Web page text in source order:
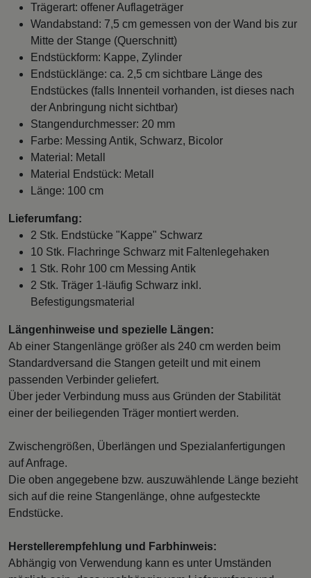
Trägerart: offener Auflageträger
Wandabstand: 7,5 cm gemessen von der Wand bis zur
Mitte der Stange (Querschnitt)
Endstückform: Kappe, Zylinder
Endstücklänge: ca. 2,5 cm sichtbare Länge des
Endstückes (falls Innenteil vorhanden, ist dieses nach
der Anbringung nicht sichtbar)
Stangendurchmesser: 20 mm
Farbe: Messing Antik, Schwarz, Bicolor
Material: Metall
Material Endstück: Metall
Länge: 100 cm
Lieferumfang:
2 Stk. Endstücke "Kappe" Schwarz
10 Stk. Flachringe Schwarz mit Faltenlegehaken
1 Stk. Rohr 100 cm Messing Antik
2 Stk. Träger 1-läufig Schwarz inkl.
Befestigungsmaterial
Längenhinweise und spezielle Längen:
Ab einer Stangenlänge größer als 240 cm werden beim
Standardversand die Stangen geteilt und mit einem
passenden Verbinder geliefert.
Über jeder Verbindung muss aus Gründen der Stabilität
einer der beiliegenden Träger montiert werden.
Zwischengrößen, Überlängen und Spezialanfertigungen
auf Anfrage.
Die oben angegebene bzw. auszuwählende Länge bezieht
sich auf die reine Stangenlänge, ohne aufgesteckte
Endstücke.
Herstellerempfehlung und Farbhinweis:
Abhängig von Verwendung kann es unter Umständen